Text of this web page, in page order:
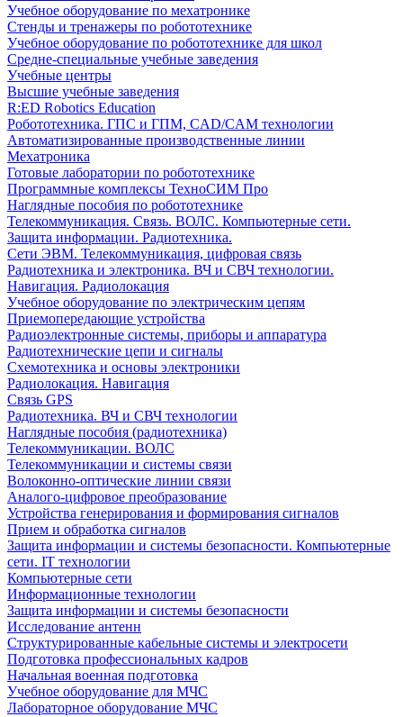
Учебное оборудование по мехатронике
Стенды и тренажеры по робототехнике
Учебное оборудование по робототехнике для школ
Средне-специальные учебные заведения
Учебные центры
Высшие учебные заведения
R:ED Robotics Education
Робототехника. ГПС и ГПМ, CAD/CAM технологии
Автоматизированные производственные линии
Мехатроника
Готовые лаборатории по робототехнике
Программные комплексы ТехноСИМ Про
Наглядные пособия по робототехнике
Телекоммуникация. Связь. ВОЛС. Компьютерные сети.
Защита информации. Радиотехника.
Сети ЭВМ. Телекоммуникация, цифровая связь
Радиотехника и электроника. ВЧ и СВЧ технологии.
Навигация. Радиолокация
Учебное оборудование по электрическим цепям
Приемопередающие устройства
Радиоэлектронные системы, приборы и аппаратура
Радиотехнические цепи и сигналы
Схемотехника и основы электроники
Радиолокация. Навигация
Связь GPS
Радиотехника. ВЧ и СВЧ технологии
Наглядные пособия (радиотехника)
Телекоммуникации. ВОЛС
Телекоммуникации и системы связи
Волоконно-оптические линии связи
Аналого-цифровое преобразование
Устройства генерирования и формирования сигналов
Прием и обработка сигналов
Защита информации и системы безопасности. Компьютерные
сети. IT технологии
Компьютерные сети
Информационные технологии
Защита информации и системы безопасности
Исследование антенн
Структурированные кабельные системы и электросети
Подготовка профессиональных кадров
Начальная военная подготовка
Учебное оборудование для МЧС
Лабораторное оборудование МЧС